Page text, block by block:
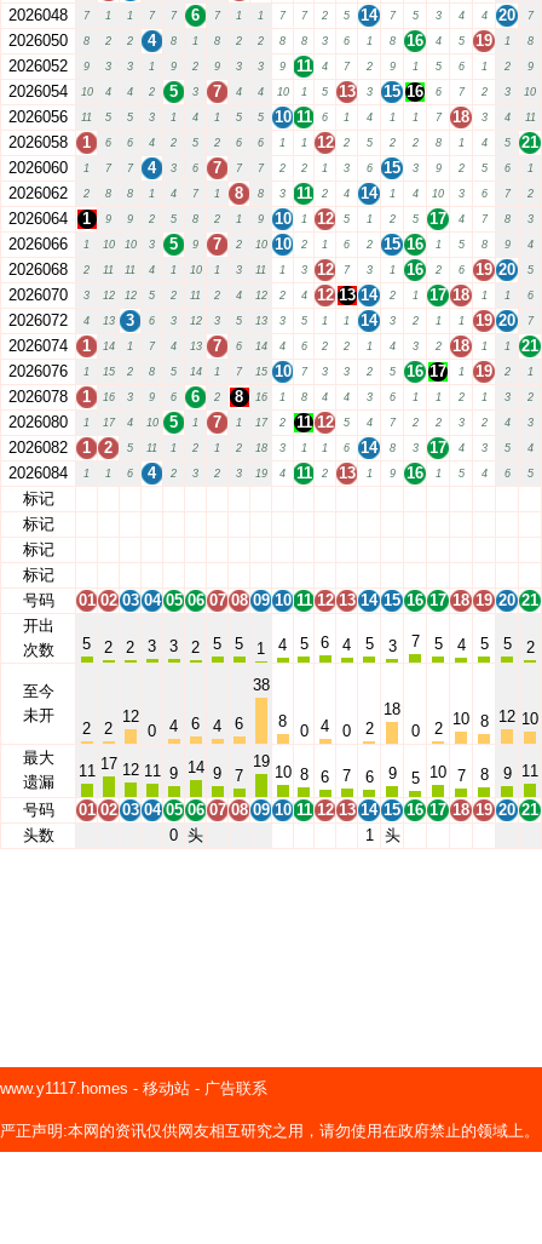
2026048 7 1 1 7 7 6 7 1 1 7 7 2 5 14 7 5 3 4 4 20 7
2026050 8 2 2 4 8 1 8 2 2 8 8 3 6 1 8 16 4 5 19 1 8
2026052 9 3 3 1 9 2 9 3 3 9 11 4 7 2 9 1 5 6 1 2 9
2026054 10 4 4 2 5 3 7 4 4 10 1 5 13 3 15 16 6 7 2 3 10
2026056 11 5 5 3 1 4 1 5 5 10 11 6 1 4 1 1 7 18 3 4 11
2026058 1 6 6 4 2 5 2 6 6 1 1 12 2 5 2 2 8 1 4 5
21
2026060
1 7 7 4 3 6 7 7 7 2 2 1 3 6 15 3 9 2 5 6 1
2026062 2 8 8 1 4 7 1 8 8 3 11 2 4 14 1 4 10 3 6 7 2
2026064 1 9 9 2 5 8 2 1 9 10 1 12 5 1 2 5 17 4 7 8 3
2026066 1 10 10 3 5 9 7 2 10 10 2 1 6 2 15 16 1 5 8 9 4
2026068 2 11 11 4 1 10 1 3 11 1 3 12 7 3 1 16 2 6 19 20 5
2026070 3 12 12 5 2 11 2 4 12 2 4 12 13 14 2 1 17 18 1 1 6
2026072 4 13 3 6 3 12 3 5 13 3 5 1 1 14 3 2 1 1 19 20 7
2026074 1 14 1 7 4 13 7 6 14 4 6 2 2 1 4 3 2 18 1 1
21
2026076
1 15 2 8 5 14 1 7 15 10 7 3 3 2 5 16 17 1 19 2 1
2026078 1 16 3 9 6 6 2 8 16 1 8 4 4 3 6 1 1 2 1 3 2
2026080 1 17 4 10 5 1 7 1 17 2 11 12 5 4 7 2 2 3 2 4 3
2026082 1 2 5 11 1 2 1 2 18 3 1 1 6 14 8 3 17 4 3 5 4
2026084 1 1 6 4 2 3 2 3 19 4 11 2 13 1 9 16 1 5 4 6 5
标记
标记
标记
标记
号码
01 02 03 04 05 06 07 08 09 10 11 12 13 14 15 16 17 18 19 20 21
开出
次数
5 2 2 3 3 2 5 5 1 4 5 6 4 5 3 7 5 4 5 5 2
至今
未开
2 2
12
0
4 6 4 6
38
8
0 4 0 2
18
0
2
10 8 12 10
最大
遗漏
11 17 12 11 9 14 9 7
19
10 8 6 7 6 9 5 10 7 8 9 11
号码 01 02 03 04 05 06 07 08 09 10 11 12 13 14 15 16 17 18 19 20 21
头数
0 头 1 头
www.y1117.homes - 移动站 - 广告联系
严正声明:本网的资讯仅供网友相互研究之用，请勿使用在政府禁止的领域上。